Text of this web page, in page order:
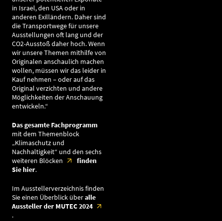
in Israel, den USA oder in
anderen Exilländern. Daher sind
die Transportwege für unsere
Ausstellungen oft lang und der
CO2-Ausstoß daher hoch. Wenn
wir unsere Themen mithilfe von
Originalen anschaulich machen
wollen, müssen wir das leider in
Kauf nehmen – oder auf das
Original verzichten und andere
Möglichkeiten der Anschauung
entwickeln.“
Das gesamte Fachprogramm
mit dem Themenblock
„Klimaschutz und
Nachhaltigkeit“ und den sechs
weiteren Blöcken
finden
Sie hier.
Im Ausstellerverzeichnis finden
Sie einen Überblick überalle
Aussteller der MUTEC 2024
.